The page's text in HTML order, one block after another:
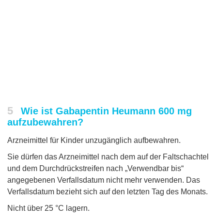
5
Wie ist Gabapentin Heumann 600 mg
aufzubewahren?
Arzneimittel für Kinder unzugänglich aufbewahren.
Sie dürfen das Arzneimittel nach dem auf der Faltschachtel
und dem Durchdrückstreifen nach „Verwendbar bis“
angegebenen Verfallsdatum nicht mehr verwenden. Das
Verfallsdatum bezieht sich auf den letzten Tag des Monats.
Nicht über 25 °C lagern.